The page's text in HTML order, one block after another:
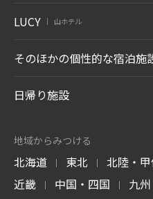
LUCY 山ホテル
そのほかの個性的な宿泊施
日帰り施設
地域からみつける
北海道 | 東北 | 北陸・
近畿 | 中国・四国 | 九州